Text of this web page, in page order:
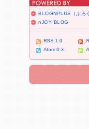
BLOGNPLUS（ぶろ
nJOY BLOG
RSS 1.0
Atom 0.3